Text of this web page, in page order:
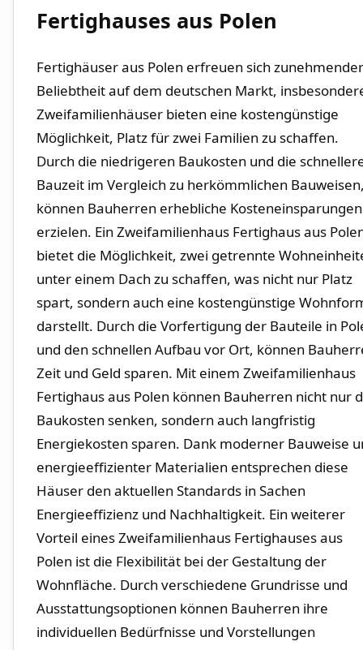
Fertighauses aus Polen
Fertighäuser⁤ aus Polen erfreuen sich zunehmender
Beliebtheit auf dem deutschen ​Markt,⁤
Zweifamilienhäuser bieten eine kostengünstige
Möglichkeit, Platz für zwei Familien zu schaffen.
Durch die niedrigeren Baukosten und ⁢die
Bauzeit‌ im Vergleich zu herkömmlichen
können Bauherren erhebliche Kosteneinsparungen
erzielen. Ein ​Zweifamilienhaus Fertighaus ⁤aus
bietet die Möglichkeit,⁤ zwei ‌getrennte​
​unter einem Dach zu schaffen, was nicht nur⁤ Platz
spart, sondern auch⁢ eine kostengünstige
darstellt. Durch die Vorfertigung der Bauteile in
und den schnellen Aufbau vor Ort, können
Zeit und Geld sparen. Mit einem Zweifamilienhaus
Fertighaus ⁢aus Polen ‍können Bauherren nicht nur
Baukosten senken,‌ sondern auch langfristig
Energiekosten sparen.​ Dank moderner ​Bauweise
energieeffizienter Materialien entsprechen diese
Häuser den aktuellen Standards in Sachen
Energieeffizienz⁣ und Nachhaltigkeit. Ein weiterer
Vorteil ‍eines Zweifamilienhaus Fertighauses aus
Polen ist ​die ​Flexibilität bei der Gestaltung der
Wohnfläche. Durch verschiedene Grundrisse und
Ausstattungsoptionen können ‍Bauherren⁤ ihre​
individuellen Bedürfnisse und Vorstellungen